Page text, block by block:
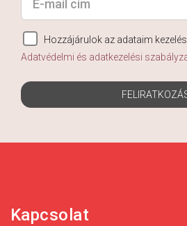
Hozzájárulok az adataim
Adatvédelmi és adatkezelési
Kapcsolat